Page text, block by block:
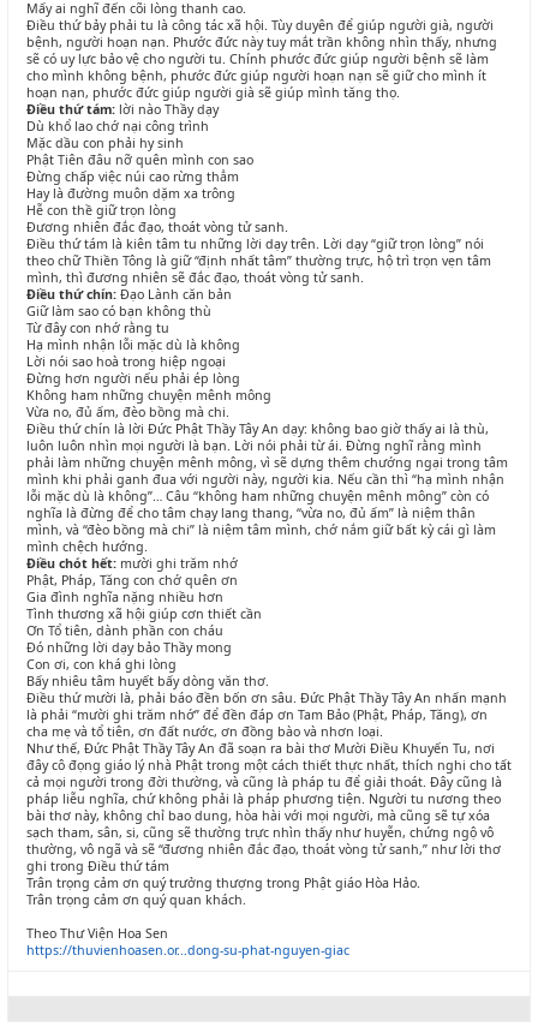
Mấy ai nghĩ đến cõi lòng thanh cao.
Điều thứ bảy phải tu là công tác xã hội. Tùy duyên để giúp người già, người
bệnh, người hoạn nạn. Phước đức này tuy mắt trần không nhìn thấy, nhưng
sẽ có uy lực bảo vệ cho người tu. Chính phước đức giúp người bệnh sẽ làm
cho mình không bệnh, phước đức giúp người hoạn nạn sẽ giữ cho mình ít
hoạn nạn, phước đức giúp người già sẽ giúp mình tăng thọ.
Điều thứ tám: lời nào Thầy dạy
Dù khổ lao chớ nại công trình
Mặc dầu con phải hy sinh
Phật Tiên đâu nỡ quên mình con sao
Đừng chấp việc núi cao rừng thẳm
Hay là đường muôn dặm xa trông
Hễ con thề giữ trọn lòng
Đương nhiên đắc đạo, thoát vòng tử sanh.
Điều thứ tám là kiên tâm tu những lời dạy trên. Lời dạy “giữ trọn lòng” nói
theo chữ Thiền Tông là giữ “định nhất tâm” thường trực, hộ trì trọn vẹn tâm
mình, thì đương nhiên sẽ đắc đạo, thoát vòng tử sanh.
Điều thứ chín: Đạo Lành căn bản
Giữ làm sao có bạn không thù
Từ đây con nhớ rằng tu
Hạ mình nhận lỗi mặc dù là không
Lời nói sao hoà trong hiệp ngoại
Đừng hơn người nếu phải ép lòng
Không ham những chuyện mênh mông
Vừa no, đủ ấm, đèo bồng mà chi.
Điều thứ chín là lời Đức Phật Thầy Tây An dạy: không bao giờ thấy ai là thù,
luôn luôn nhìn mọi người là bạn. Lời nói phải từ ái. Đừng nghĩ rằng mình
phải làm những chuyện mênh mông, vì sẽ dựng thêm chướng ngại trong tâm
mình khi phải ganh đua với người này, người kia. Nếu cần thì “hạ mình nhận
lỗi mặc dù là không”… Câu “không ham những chuyện mênh mông” còn có
nghĩa là đừng để cho tâm chạy lang thang, “vừa no, đủ ấm” là niệm thân
mình, và “đèo bồng mà chi” là niệm tâm mình, chớ nắm giữ bất kỳ cái gì làm
mình chệch hướng.
Điều chót hết: mười ghi trăm nhớ
Phật, Pháp, Tăng con chớ quên ơn
Gia đình nghĩa nặng nhiều hơn
Tình thương xã hội giúp cơn thiết cần
Ơn Tổ tiên, dành phần con cháu
Đó những lời dạy bảo Thầy mong
Con ơi, con khá ghi lòng
Bấy nhiêu tâm huyết bấy dòng văn thơ.
Điều thứ mười là, phải báo đền bốn ơn sâu. Đức Phật Thầy Tây An nhấn mạnh
là phải “mười ghi trăm nhớ” để đền đáp ơn Tam Bảo (Phật, Pháp, Tăng), ơn
cha mẹ và tổ tiên, ơn đất nước, ơn đồng bào và nhơn loại.
Như thế, Đức Phật Thầy Tây An đã soạn ra bài thơ Mười Điều Khuyến Tu, nơi
đây cô đọng giáo lý nhà Phật trong một cách thiết thực nhất, thích nghi cho tất
cả mọi người trong đời thường, và cũng là pháp tu để giải thoát. Đây cũng là
pháp liễu nghĩa, chứ không phải là pháp phương tiện. Người tu nương theo
bài thơ này, không chỉ bao dung, hòa hài với mọi người, mà cũng sẽ tự xóa
sạch tham, sân, si, cũng sẽ thường trực nhìn thấy như huyễn, chứng ngộ vô
thường, vô ngã và sẽ “đương nhiên đắc đạo, thoát vòng tử sanh,” như lời thơ
ghi trong Điều thứ tám
Trân trọng cảm ơn quý trưởng thượng trong Phật giáo Hòa Hảo.
Trân trọng cảm ơn quý quan khách.
Theo Thư Viện Hoa Sen
https://thuvienhoasen.or...dong-su-phat-nguyen-giac